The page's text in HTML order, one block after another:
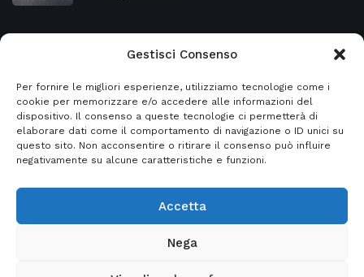
Gestisci Consenso
Per fornire le migliori esperienze, utilizziamo tecnologie come i
cookie per memorizzare e/o accedere alle informazioni del
dispositivo. Il consenso a queste tecnologie ci permetterà di
elaborare dati come il comportamento di navigazione o ID unici su
questo sito. Non acconsentire o ritirare il consenso può influire
negativamente su alcune caratteristiche e funzioni.
Accetta
Nega
Attualità 8971
Cronaca 6476
Primo piano 5953
SALERNO e Provincia 4128
Regione CAMPANIA
Regione BASILICATA
- Italia2news powered by